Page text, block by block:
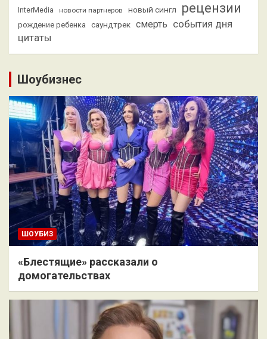
InterMedia
новости партнеров новый сингл рецензии
рождение ребенка саундтрек смерть события дня
цитаты
Шоубизнес
ШОУБИЗ
«Блестящие» рассказали о
домогательствах